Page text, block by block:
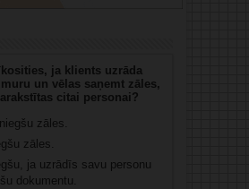
ja klients uzrāda
un vēlas saņemt zāles,
citai personai?
zāles.
zāles.
ja uzrādīs savu personu
dokumentu.